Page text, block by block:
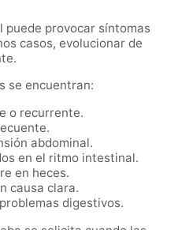
provocar síntomas
casos, evolucionar de
se encuentran:
o recurrente.
abdominal.
en el ritmo intestinal.
en heces.
causa clara.
digestivos.